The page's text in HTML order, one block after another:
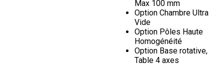
Max 100 mm
Option Chambre Ultra
Vide
Option Pôles Haute
Homogénéité
Option Base rotative,
Table 4 axes